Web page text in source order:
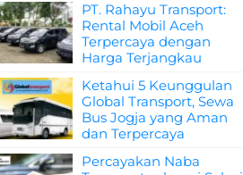
PT. Rahayu Transport:
Rental Mobil Aceh
Terpercaya dengan
Harga Terjangkau
Ketahui 5 Keunggulan
Global Transport, Sewa
Bus Jogja yang Aman
dan Terpercaya
Percayakan Naba